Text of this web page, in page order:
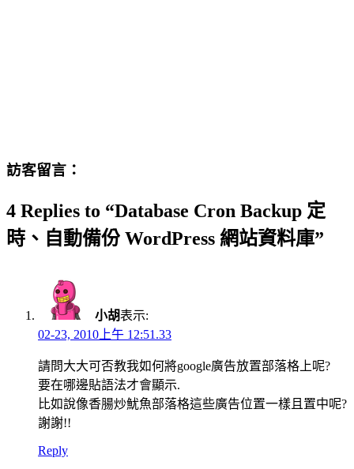
訪客留言：
4 Replies to “Database Cron Backup 定
時、自動備份 WordPress 網站資料庫”
小胡表示:
02-23, 2010上午 12:51.33
請問大大可否教我如何將google廣告放置部落格上呢?
要在哪邊貼語法才會顯示.
比如說像香腸炒魷魚部落格這些廣告位置一樣且置中呢?
謝謝!!
Reply